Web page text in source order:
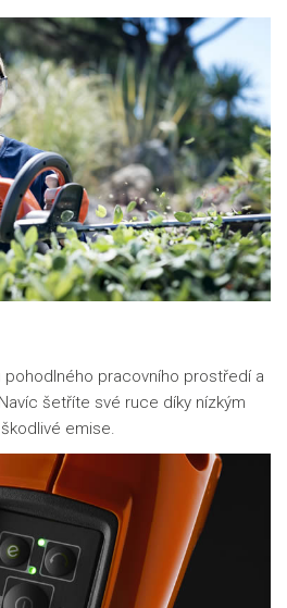
pohodlného pracovního prostředí a
šetříte své ruce díky nízkým
emise.